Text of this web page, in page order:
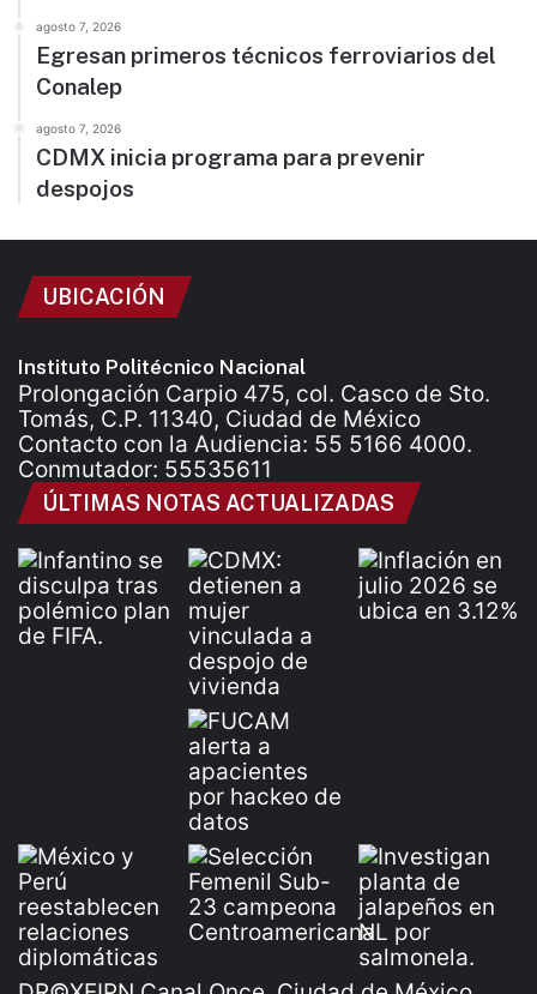
agosto 7, 2026
Egresan primeros técnicos ferroviarios del
Conalep
agosto 7, 2026
CDMX inicia programa para prevenir
despojos
UBICACIÓN
Instituto Politécnico Nacional
Prolongación Carpio 475, col. Casco de Sto.
Tomás, C.P. 11340, Ciudad de México
Contacto con la Audiencia: 55 5166 4000.
Conmutador: 55535611
ÚLTIMAS NOTAS ACTUALIZADAS